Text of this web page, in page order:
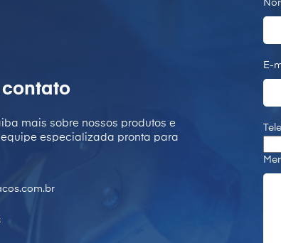
contato
mais sobre nossos produtos e
equipe especializada pronta para
E-